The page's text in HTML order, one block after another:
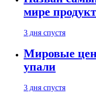
мире продукт
3 дня спустя
Мировые
упали
3 дня спустя